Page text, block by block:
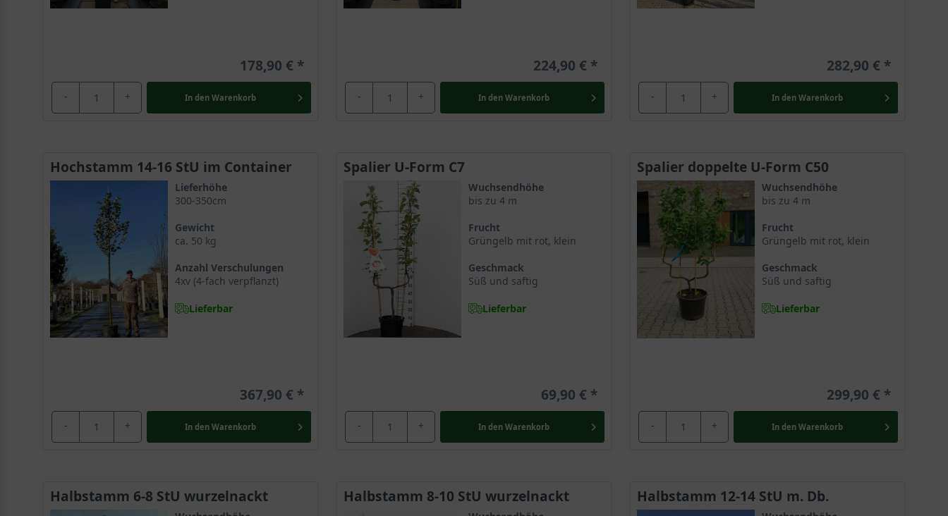
178,90 €
- + In den Warenkorb
224,90 €
- + In den Warenkorb
282,90 €
- + In den Warenkorb
Hochstamm 14-16 StU im Container
Lieferhöhe
300-350cm
Gewicht
ca. 50 kg
Anzahl Verschulungen
4xv (4-fach verpflanzt)
Lieferbar
367,90 €
- + In den Warenkorb
Spalier U-Form C7
Wuchsendhöhe
bis zu 4 m
Frucht
Grüngelb mit rot, klein
Geschmack
Süß und saftig
Lieferbar
69,90 €
- + In den Warenkorb
Spalier doppelte U-Form C50
Wuchsendhöhe
bis zu 4 m
Frucht
Grüngelb mit rot, klein
Geschmack
Süß und saftig
Lieferbar
299,90 €
- + In den Warenkorb
Halbstamm 6-8 StU wurzelnackt Halbstamm 8-10 StU wurzelnackt Halbstamm 12-14 StU m. Db.